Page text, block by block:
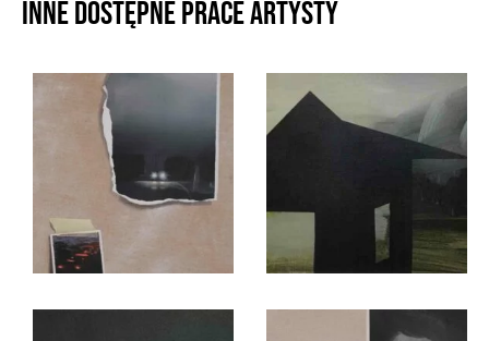
Inne dostępne prace artysty